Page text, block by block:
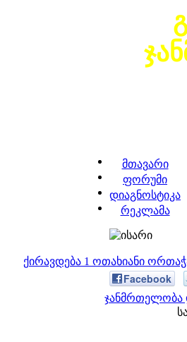
მთავარი
ფორუმი
დიაგნოსტიკა
რეკლამა
ქირავდება 1 ოთახიანი
Facebook
ჯანმრთელობა